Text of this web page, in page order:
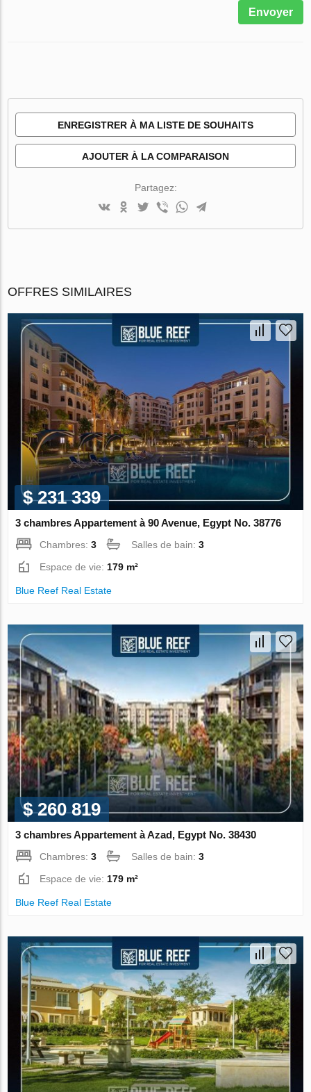
Envoyer
ENREGISTRER À MA LISTE DE SOUHAITS
AJOUTER À LA COMPARAISON
Partagez:
OFFRES SIMILAIRES
$ 231 339
3 chambres Appartement à 90 Avenue, Egypt No. 38776
Chambres:3 Salles de bain:3
Espace de vie:179 m²
Blue Reef Real Estate
$ 260 819
3 chambres Appartement à Azad, Egypt No. 38430
Chambres:3 Salles de bain:3
Espace de vie: 179 m²
Blue Reef Real Estate